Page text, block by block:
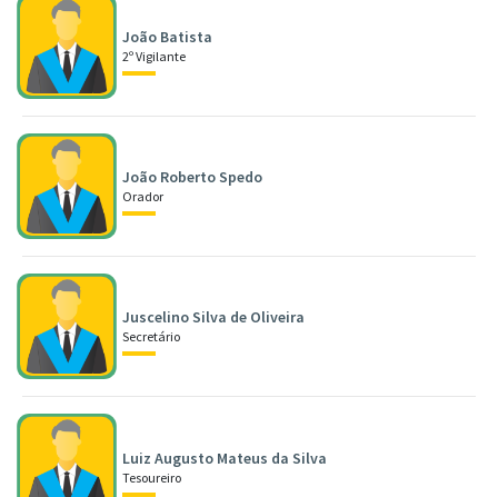
João Batista
2º Vigilante
João Roberto Spedo
Orador
Juscelino Silva de Oliveira
Secretário
Luiz Augusto Mateus da Silva
Tesoureiro